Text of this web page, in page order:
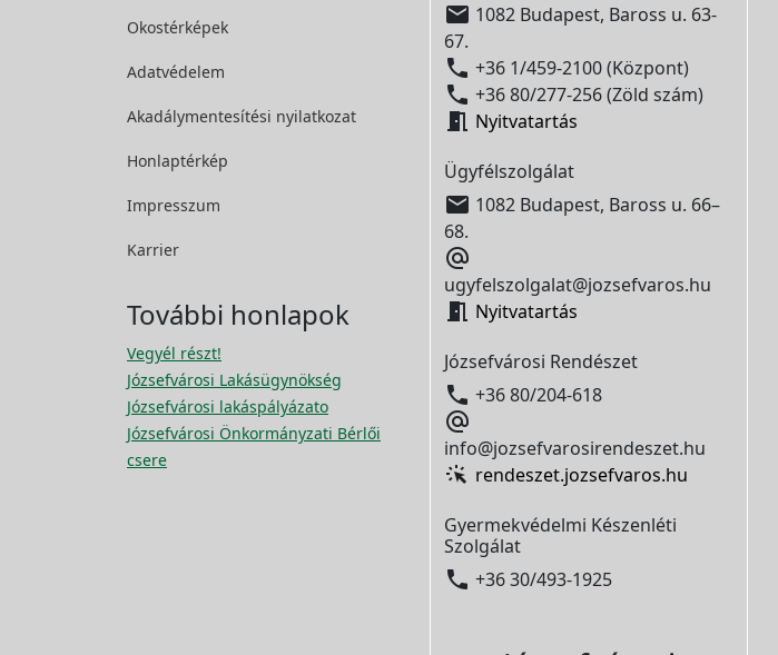
Okostérképek
Adatvédelem
Akadálymentesítési nyilatkozat
Honlaptérkép
Impresszum
Karrier
További honlapok
Vegyél részt!
Józsefvárosi Lakásügynökség
Józsefvárosi lakáspályázato
Józsefvárosi Önkormányzati Bérlői
csere
 1082 Budapest, Baross u. 63-
67.
 +36 1/459-2100 (Központ)
 +36 80/277-256 (Zöld szám)
 Nyitvatartás
Ügyfélszolgálat
 1082 Budapest, Baross u. 66–
68.

ugyfelszolgalat@jozsefvaros.hu
 Nyitvatartás
Józsefvárosi Rendészet
 +36 80/204-618

info@jozsefvarosirendeszet.hu
rendeszet.jozsefvaros.hu
Gyermekvédelmi Készenléti
Szolgálat
 +36 30/493-1925